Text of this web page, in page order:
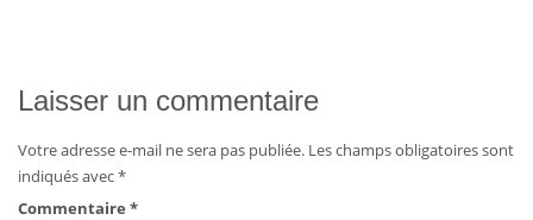
Laisser un commentaire
Votre adresse e-mail ne sera pas publiée. Les champs obligatoires sont
indiqués avec*
Commentaire *